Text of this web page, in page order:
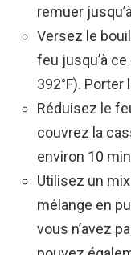
remuer
Versez le
feu jusqu’à ce
392°F).
Réduisez le
couvrez la
environ 10
Utilisez un
mélange en
vous n’avez